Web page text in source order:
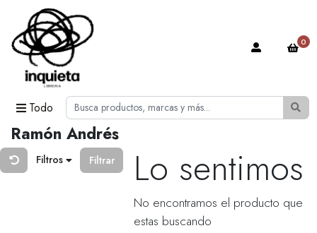
Todo
0
Ramón Andrés
Filtros Filtrar Lo sentimos
No encontramos el producto que
estas buscando